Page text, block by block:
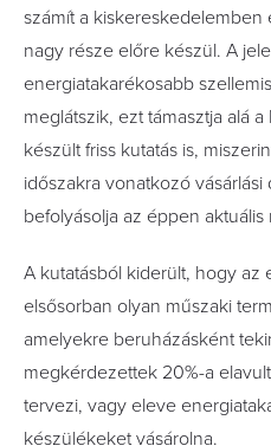
számít a kiskereskedelemben
nagy része előre készül. A
energiatakarékosabb
meglátszik, ezt támasztja alá
készült friss kutatás is,
időszakra vonatkozó vásárlási
befolyásolja az éppen
A kutatásból kiderült, hogy
elsősorban olyan műszaki
amelyekre beruházásként
megkérdezettek 20%-a
tervezi, vagy eleve
készülékeket vásárolna.